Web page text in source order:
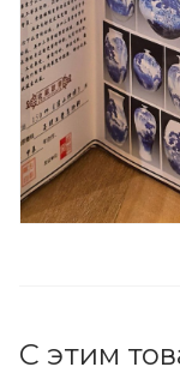
С этим